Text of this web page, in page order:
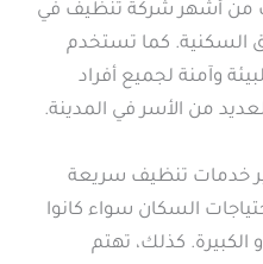
من أشهر شركة تنظيف في
السكنية. كما تستخدم
وآمنة لجميع أفراد
من الأسر في المدينة.
خدمات تنظيف سريعة
السكان سواء كانوا
كذلك، تهتم